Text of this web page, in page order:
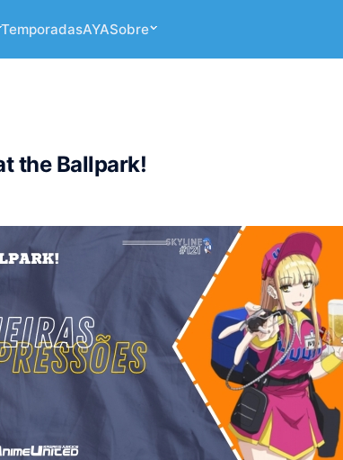
TemporadasAYASobre
the Ballpark!